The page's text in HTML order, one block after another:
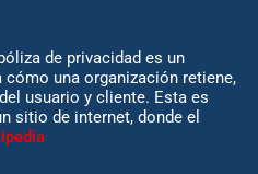
de privacidad es un
una organización retiene,
usuario y cliente. Esta es
sitio de internet, donde el